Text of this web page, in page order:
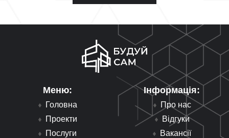
Меню:
Головна
Проекти
Послуги
Інформація:
Про нас
Відгуки
Вакансії